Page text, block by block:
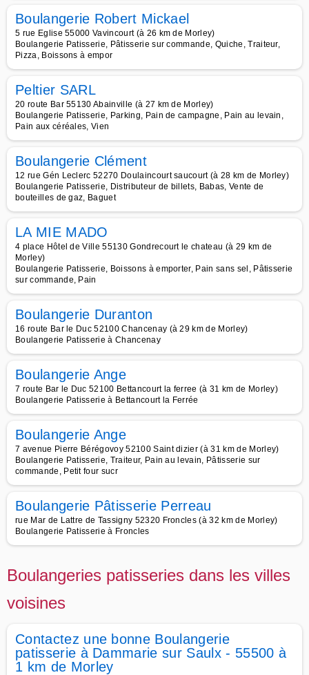
Boulangerie Robert Mickael
5 rue Eglise 55000 Vavincourt (à 26 km de Morley)
Boulangerie Patisserie, Pâtisserie sur commande, Quiche, Traiteur,
Pizza, Boissons à empor
Peltier SARL
20 route Bar 55130 Abainville (à 27 km de Morley)
Boulangerie Patisserie, Parking, Pain de campagne, Pain au levain,
Pain aux céréales, Vien
Boulangerie Clément
12 rue Gén Leclerc 52270 Doulaincourt saucourt (à 28 km de Morley)
Boulangerie Patisserie, Distributeur de billets, Babas, Vente de
bouteilles de gaz, Baguet
LA MIE MADO
4 place Hôtel de Ville 55130 Gondrecourt le chateau (à 29 km de
Morley)
Boulangerie Patisserie, Boissons à emporter, Pain sans sel, Pâtisserie
sur commande, Pain
Boulangerie Duranton
16 route Bar le Duc 52100 Chancenay (à 29 km de Morley)
Boulangerie Patisserie à Chancenay
Boulangerie Ange
7 route Bar le Duc 52100 Bettancourt la ferree (à 31 km de Morley)
Boulangerie Patisserie à Bettancourt la Ferrée
Boulangerie Ange
7 avenue Pierre Bérégovoy 52100 Saint dizier (à 31 km de Morley)
Boulangerie Patisserie, Traiteur, Pain au levain, Pâtisserie sur
commande, Petit four sucr
Boulangerie Pâtisserie Perreau
rue Mar de Lattre de Tassigny 52320 Froncles (à 32 km de Morley)
Boulangerie Patisserie à Froncles
Boulangeries patisseries dans les villes
voisines
Contactez une bonne Boulangerie
patisserie à Dammarie sur Saulx - 55500 à
1 km de Morley